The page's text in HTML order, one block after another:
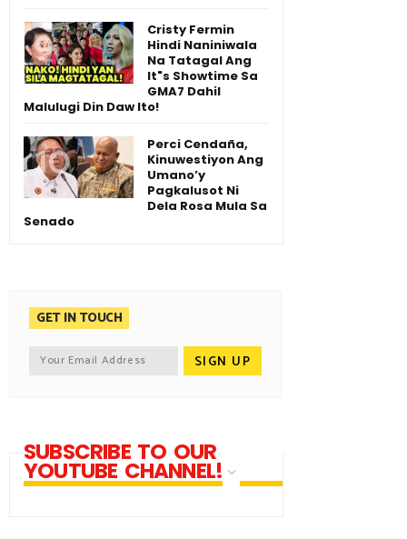
Cristy Fermin
Hindi Naniniwala
Na Tatagal Ang
It"s Showtime Sa
GMA7 Dahil
Malulugi Din Daw Ito!
Perci Cendaña,
Kinuwestiyon Ang
Umano’y
Pagkalusot Ni
Dela Rosa Mula Sa
Senado
GET IN TOUCH
SUBSCRIBE TO OUR
YOUTUBE CHANNEL!